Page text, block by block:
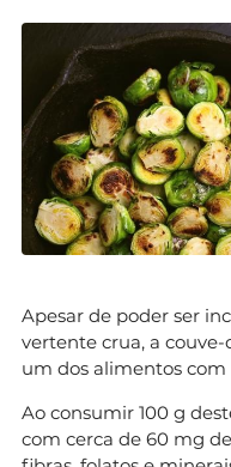
Apesar de poder ser
vertente crua, a
um dos alimentos
Ao consumir 100 g
com cerca de 60 mg